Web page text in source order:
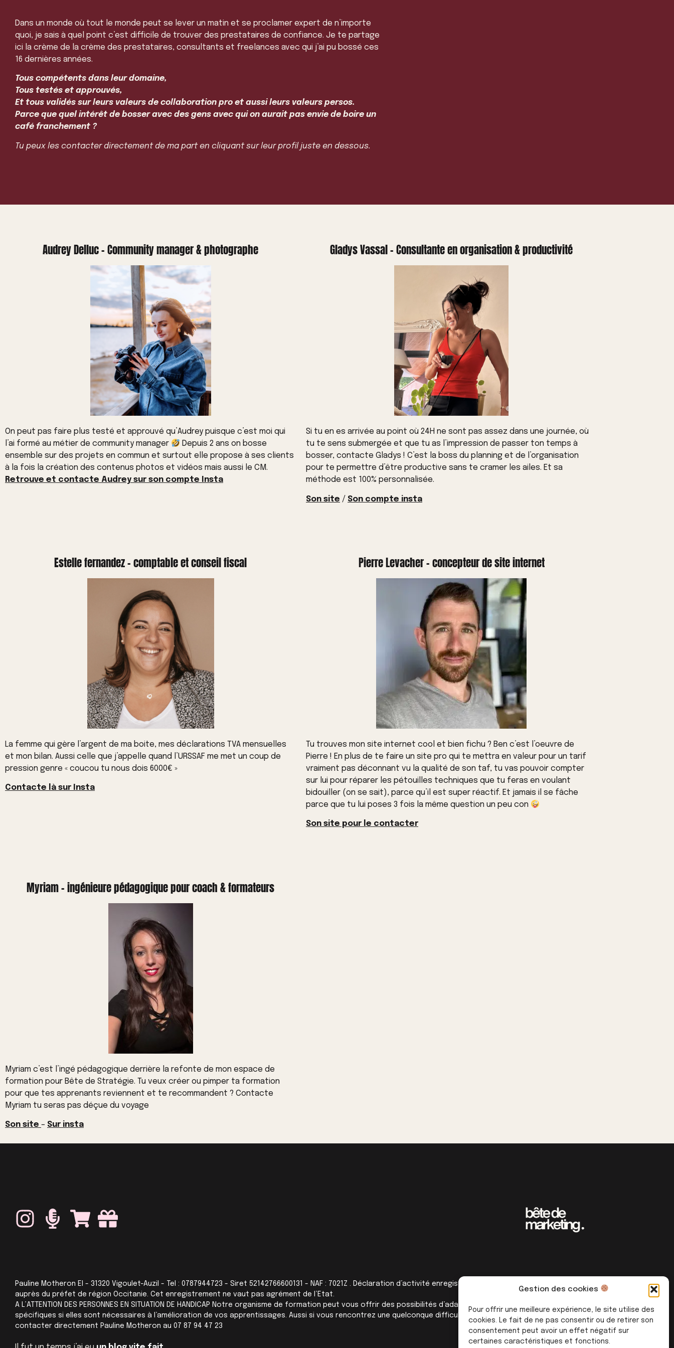
Gestion des cookies
Pour offrir une meilleure expérience, le site utilise des
cookies. Le fait de ne pas consentir ou de retirer son
consentement peut avoir un effet négatif sur
certaines caractéristiques et fonctions.
Dans un monde où tout le monde peut se lever un matin et se proclamer expert de n’importe
quoi, je sais à quel point c’est difficile de trouver des prestataires de confiance. Je te partage
ici la crème de la crème des prestataires, consultants et freelances avec qui j’ai pu bossé ces
16 dernières années.
Tous compétents dans leur domaine,
Tous testés et approuvés,
Et tous validés sur leurs valeurs de collaboration pro et aussi leurs valeurs persos.
Parce que quel intérêt de bosser avec des gens avec qui on aurait pas envie de boire un
café franchement ?
Tu peux les contacter directement de ma part en cliquant sur leur profil juste en dessous.
Audrey Delluc - Community manager & photographe
On peut pas faire plus testé et approuvé qu’Audrey puisque c’est moi qui
l’ai formé au métier de community manager
Depuis 2 ans on bosse
ensemble sur des projets en commun et surtout elle propose à ses clients
à la fois la création des contenus photos et vidéos mais aussi le CM.
Retrouve et contacte Audrey sur son compte Insta
Gladys Vassal - Consultante en organisation & productivité
Si tu en es arrivée au point où 24H ne sont pas assez dans une journée, où
tu te sens submergée et que tu as l’impression de passer ton temps à
bosser, contacte Gladys ! C’est la boss du planning et de l’organisation
pour te permettre d’être productive sans te cramer les ailes. Et sa
méthode est 100% personnalisée.
Son site / Son compte insta
Estelle fernandez - comptable et conseil fiscal
La femme qui gère l’argent de ma boite, mes déclarations TVA mensuelles
et mon bilan. Aussi celle que j’appelle quand l’URSSAF me met un coup de
pression genre « coucou tu nous dois 6000€ »
Contacte là sur Insta
Pierre Levacher - concepteur de site internet
Tu trouves mon site internet cool et bien fichu ? Ben c’est l’oeuvre de
Pierre ! En plus de te faire un site pro qui te mettra en valeur pour un tarif
vraiment pas déconnant vu la qualité de son taf, tu vas pouvoir compter
sur lui pour réparer les pétouilles techniques que tu feras en voulant
bidouiller (on se sait), parce qu’il est super réactif. Et jamais il se fâche
parce que tu lui poses 3 fois la même question un peu con
Son site pour le contacter
Myriam - ingénieure pédagogique pour coach & formateurs
Myriam c’est l’ingé pédagogique derrière la refonte de mon espace de
formation pour Bête de Stratégie. Tu veux créer ou pimper ta formation
pour que tes apprenants reviennent et te recommandent ? Contacte
Myriam tu seras pas déçue du voyage
Son site – Sur insta
Pauline Motheron EI - 31320 Vigoulet-Auzil - Tel : 0787944723 - Siret 52142766600131 - NAF : 7021Z . Déclaration d’activité enregistrée sous le numéro 76311271531
auprès du préfet de région Occitanie. Cet enregistrement ne vaut pas agrément de l’Etat.
A L’ATTENTION DES PERSONNES EN SITUATION DE HANDICAP Notre organisme de formation peut vous offrir des possibilités d’adaptation et/ou de compensations
spécifiques si elles sont nécessaires à l’amélioration de vos apprentissages. Aussi si vous rencontrez une quelconque difficulté nous vous remercions de
contacter directement Pauline Motheron au 07 87 94 47 23